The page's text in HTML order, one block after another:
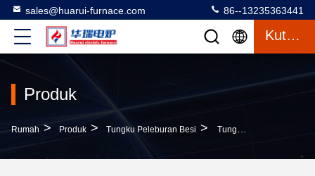
sales@huarui-furnace.com 86--13235363441
Kutipan
Produk
Rumah > Produk > Tungku Peleburan Besi > Tungku Peleburan Besi Yang Efisien Dengan Standar Keamanan Yang Tinggi Dan Kinerja Yang Dapat Diandalkan